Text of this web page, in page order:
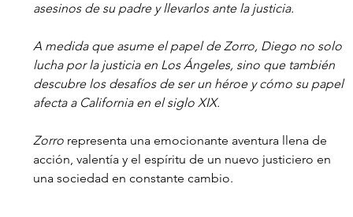
asesinos de su padre y llevarlos ante la justicia.
A medida que asume el papel de Zorro, Diego no solo
lucha por la justicia en Los Ángeles, sino que también
descubre los desafíos de ser un héroe y cómo su papel
afecta a California en el siglo XIX.
Zorro representa una emocionante aventura llena de
acción, valentía y el espíritu de un nuevo justiciero en
una sociedad en constante cambio.